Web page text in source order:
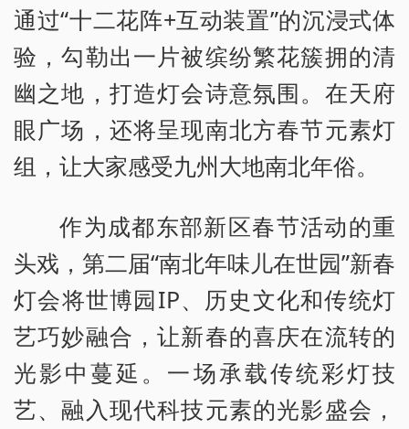
通过“十二花阵+互动装置”的沉浸式体
验，勾勒出一片被缤纷繁花簇拥的清
幽之地，打造灯会诗意氛围。在天府
眼广场，还将呈现南北方春节元素灯
组，让大家感受九州大地南北年俗。
作为成都东部新区春节活动的重
头戏，第二届“南北年味儿在世园”新春
灯会将世博园IP、历史文化和传统灯
艺巧妙融合，让新春的喜庆在流转的
光影中蔓延。一场承载传统彩灯技
艺、融入现代科技元素的光影盛会，